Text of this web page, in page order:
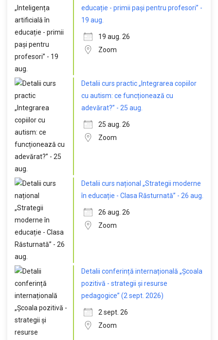
educație - primii pași pentru profesori” -
19 aug.
19 aug. 26
Zoom
Detalii curs practic „Integrarea copiilor
cu autism: ce funcționează cu
adevărat?” - 25 aug.
25 aug. 26
Zoom
Detalii curs național „Strategii moderne
în educație - Clasa Răsturnată” - 26 aug.
26 aug. 26
Zoom
Detalii conferință internațională „Școala
pozitivă - strategii și resurse
pedagogice” (2 sept. 2026)
2 sept. 26
Zoom